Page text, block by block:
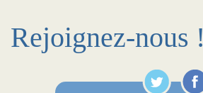
Rejoignez-nous !